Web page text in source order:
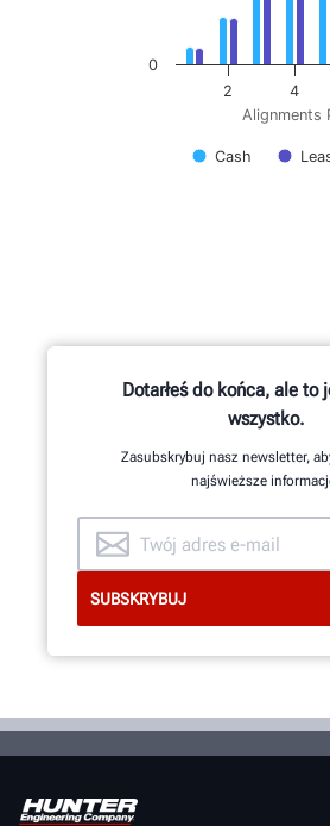
Alignments
Cash
2 4
0
Dotarłeś do końca, ale to
wszystko.
Zasubskrybuj nasz newsletter,
najświeższe